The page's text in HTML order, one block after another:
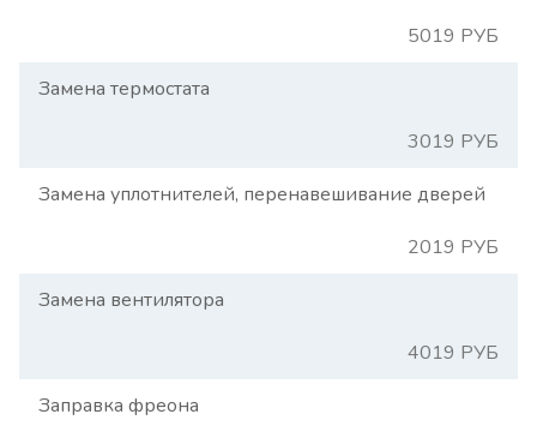
5019 РУБ
Замена термостата
3019 РУБ
Замена уплотнителей, перенавешивание дверей
2019 РУБ
Замена вентилятора
4019 РУБ
Заправка фреона